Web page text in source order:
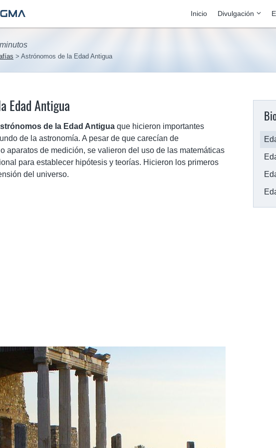
Inicio Divulgación
Astrónomos de la Edad Antigua
Edad Antigua
de la Edad Antigua que hicieron importantes
de la astronomía. A pesar de que carecían de
aparatos de medición, se valieron del uso de las matemáticas
para establecer hipótesis y teorías. Hicieron los primeros
del universo.